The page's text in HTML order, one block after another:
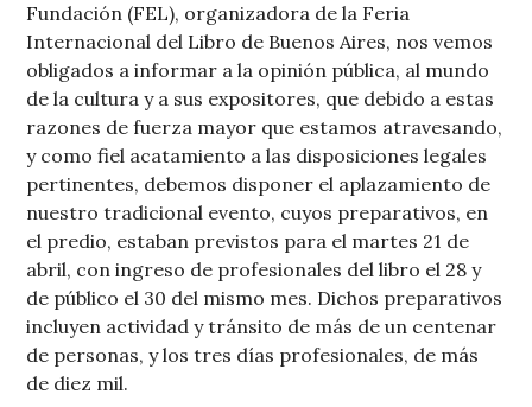
Fundación (FEL), organizadora de la Feria
Internacional del Libro de Buenos Aires, nos vemos
obligados a informar a la opinión pública, al mundo
de la cultura y a sus expositores, que debido a estas
razones de fuerza mayor que estamos atravesando,
y como fiel acatamiento a las disposiciones legales
pertinentes, debemos disponer el aplazamiento de
nuestro tradicional evento, cuyos preparativos, en
el predio, estaban previstos para el martes 21 de
abril, con ingreso de profesionales del libro el 28 y
de público el 30 del mismo mes. Dichos preparativos
incluyen actividad y tránsito de más de un centenar
de personas, y los tres días profesionales, de más
de diez mil.